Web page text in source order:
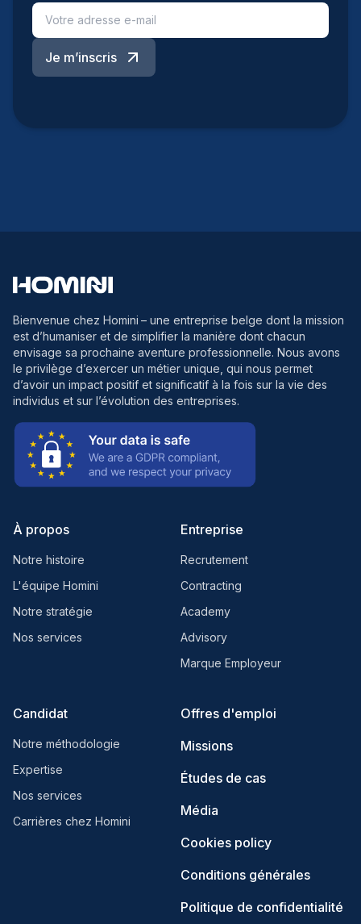
Je m’inscris
Bienvenue chez Homini – une entreprise belge dont la mission
est d’humaniser et de simplifier la manière dont chacun
envisage sa prochaine aventure professionnelle. Nous avons
le privilège d’exercer un métier unique, qui nous permet
d’avoir un impact positif et significatif à la fois sur la vie des
individus et sur l’évolution des entreprises.
À propos
Notre histoire
L'équipe Homini
Notre stratégie
Nos services
Entreprise
Recrutement
Contracting
Academy
Advisory
Marque Employeur
Candidat
Notre méthodologie
Expertise
Nos services
Carrières chez Homini
Offres d'emploi
Missions
Études de cas
Média
Cookies policy
Conditions générales
Politique de confidentialité